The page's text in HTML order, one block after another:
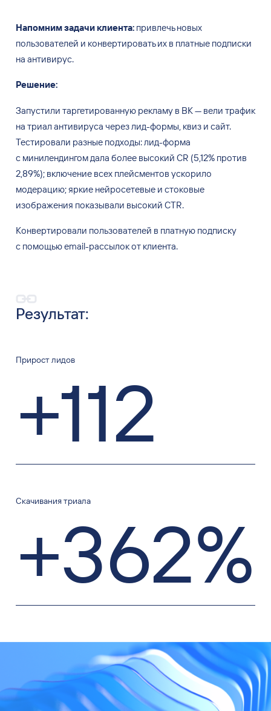
Напомним задачи клиента:привлечь новых
пользователей и конвертировать их в платные подписки
на антивирус.
Решение:
Запустили таргетированную рекламу в ВК—вели трафик
на триал антивируса через лид-формы, квиз и сайт.
Тестировали разные подходы: лид-форма
с минилендингом дала более высокий CR (5,12% против
2,89%); включение всех плейсментов ускорило
модерацию; яркие нейросетевые и стоковые
изображения показывали высокий CTR.
Конвертировали пользователей в платную подписку
с помощью email-рассылок от клиента.
Результат:
Прирост лидов
+112
Скачивания триала
+362%